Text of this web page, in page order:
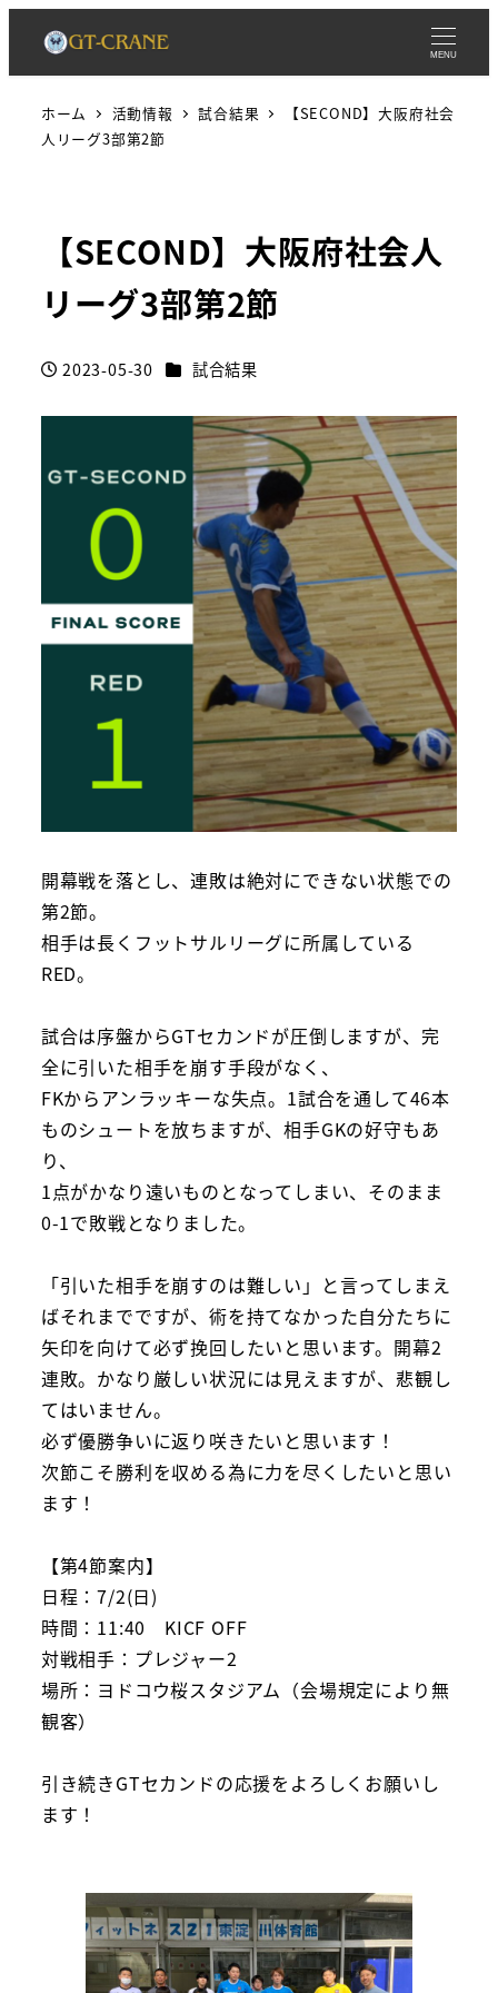
MENU
ホーム 活動情報 試合結果
【SECOND】大阪府社会
人リーグ3部第2節
【SECOND】大阪府社会人
リーグ3部第2節
投稿日
2023-05-30 カテゴリー
試合結果
開幕戦を落とし、連敗は絶対にできない状態での
第2節。
相手は長くフットサルリーグに所属している
RED。
試合は序盤からGTセカンドが圧倒しますが、完
全に引いた相手を崩す手段がなく、
FKからアンラッキーな失点。1試合を通して46本
ものシュートを放ちますが、相手GKの好守もあ
り、
1点がかなり遠いものとなってしまい、そのまま
0-1で敗戦となりました。
「引いた相手を崩すのは難しい」と言ってしまえ
ばそれまでですが、術を持てなかった自分たちに
矢印を向けて必ず挽回したいと思います。開幕2
連敗。かなり厳しい状況には見えますが、悲観し
てはいません。
必ず優勝争いに返り咲きたいと思います！
次節こそ勝利を収める為に力を尽くしたいと思い
ます！
【第4節案内】
日程：7/2(日)
時間：11:40 KICF OFF
対戦相手：プレジャー2
場所：ヨドコウ桜スタジアム（会場規定により無
観客）
引き続きGTセカンドの応援をよろしくお願いし
ます！